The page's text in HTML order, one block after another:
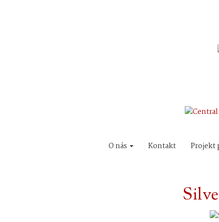
O nás Kontakt Projekt